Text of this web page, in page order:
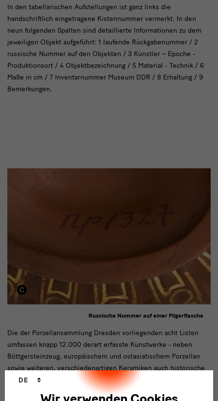
russische
Liste
In den tabellarischen Aufstellungen ist ganz links die
handschriftlich eingetragene Kistennummer vermerkt. In den
neun folgenden Spalten sind detaillierte Informationen zu dem
jeweiligen Objekt aufgeführt: 1 laufende Rückgabenummer / 2
russische Nummer auf den Objekten / 3 Künstler – Epoche -
Produktionsort / 4 Objektbezeichnung / 5 Material - Technik / 6
Maße in cm / 7 Inventarnummer Museum DDR / 8 Erhaltung / 9
Bemerkungen.
russische
Liste
Die der Porzellansammlung Dresden vorliegenden acht Listen
umfassen knapp 12.000 derart erfasste Kunstwerke - neben
Böttgersteinzeug, europäischem und ostasiatischem Porzellan
sowie weiteren, verschiedenartigen Keramiken auch historische
Gläser, Elfenbein, Bronzen und Skulpturen.
Russische Nummer auf einer Pilgerflasche
Sprachwechsler
DE